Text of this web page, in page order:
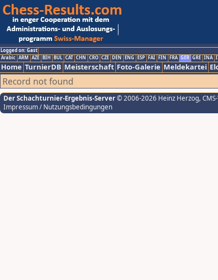
Logged on: Gast
Arabic ARM AZE BIH BUL CAT CHN CRO CZE DEN ENG ESP FAI FIN FRA GER GRE INA
Home TurnierDB Meisterschaft Foto-Galerie Meldekartei
Record not found
Der Schachturnier-Ergebnis-Server© 2006-2026 Heinz Herzog,
Impressum / Nutzungsbedingungen